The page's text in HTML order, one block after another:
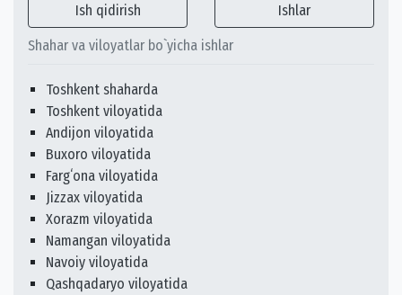
Ish qidirish Ishlar
Shahar va viloyatlar bo`yicha ishlar
Toshkent shaharda
Toshkent viloyatida
Andijon viloyatida
Buxoro viloyatida
Fargʻona viloyatida
Jizzax viloyatida
Xorazm viloyatida
Namangan viloyatida
Navoiy viloyatida
Qashqadaryo viloyatida